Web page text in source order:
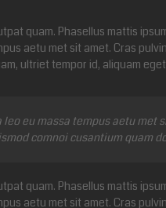
quam. Phasellus mattis
aetu met sit amet. Cras
ultriet tempor id, aliquam
leo eu massa tempus aetu met
comnoi cusantium quam
quam. Phasellus mattis
aetu met sit amet. Cras